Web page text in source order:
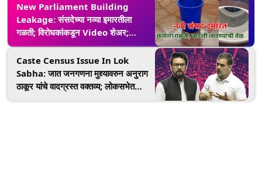
New Parliament Building
Leakage: संसदेच्या नव्या इमारतीला
गळती; विरोधकांकडून Video शेअर;
अखिलेश यादव म्हणाले 'Old Sansad
Better'
Caste Census Issue In Lok
Sabha: जात जनगणना मुद्द्यावरुन अनुराग
ठाकूर यांचे वादग्रस्त वक्तव्य; लोकसभेत